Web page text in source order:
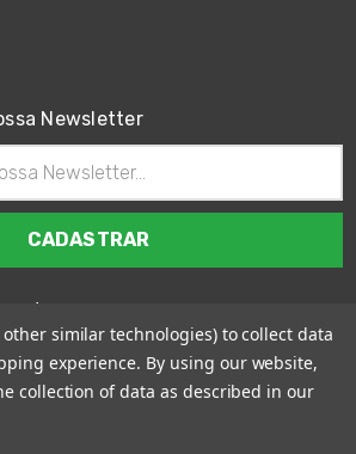
Newsletter
other similar technologies) to collect data
experience. By using our website,
collection of data as described in our